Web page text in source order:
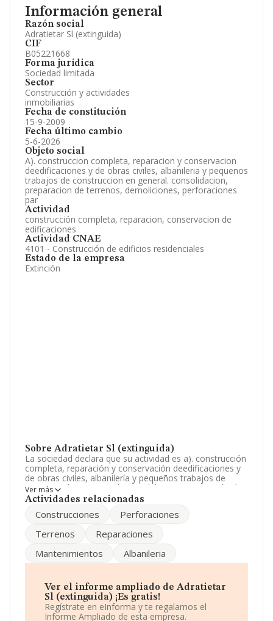
Información general
Razón social
Adratietar Sl (extinguida)
CIF
B05221668
Forma jurídica
Sociedad limitada
Sector
Construcción y actividades
inmobiliarias
Fecha de constitución
15-9-2009
Fecha último cambio
5-6-2026
Objeto social
A). construccion completa, reparacion y conservacion
deedificaciones y de obras civiles, albanileria y pequenos
trabajos de construccion en general. consolidacion,
preparacion de terrenos, demoliciones, perforaciones
par
Actividad
construcción completa, reparacion, conservacion de
edificaciones
Actividad CNAE
4101 - Construcción de edificios residenciales
Estado de la empresa
Extinción
Sobre Adratietar Sl (extinguida)
La sociedad declara que su actividad es a). construcción
completa, reparación y conservación deedificaciones y
de obras civiles, albanilería y pequeños trabajos de
construcción en general. consolidacion, preparación de
terrenos, demoliciones, perforaciones par. La empresa
CNAE corresponde a '%cnae%', cuyo Código es 4101.
B05221668, se encuentra en Avenida Castilla Y Leon
núm. 34, (05430), en el municipio de La Adrada, en Ávila,
Con los datos a disposición de INFORMA sobre 188.948
empresas pertenecientes al sector, la facturación en el
ámbito nacional alcanza los 36.783 millones de euros y
Ver más
Actividades relacionadas
Construcciones
Perforaciones
Terrenos
Reparaciones
Mantenimientos
Albanileria
Ver el informe ampliado de Adratietar
Sl (extinguida) ¡Es gratis!
Regístrate en eInforma y te regalamos el
Informe Ampliado de esta empresa.
Información oficial y registral complementaria.